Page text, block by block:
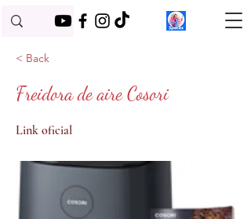
< Back
Freidora de aire Cosori
Link oficial